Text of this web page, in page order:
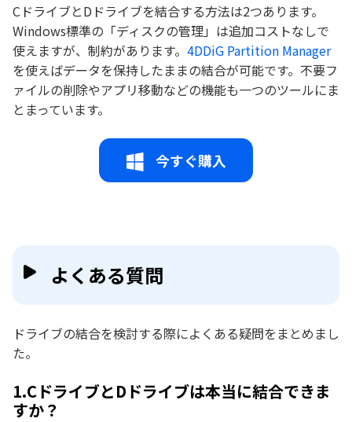
CドライブとDドライブを結合する方法は2つあります。
Windows標準の「ディスクの管理」は追加コストなしで
使えますが、制約があります。 4DDiG Partition Manager
を使えばデータを保持したままの結合が可能です。不要フ
ァイルの削除やアプリ移動などの機能も一つのツールにま
とまっています。
今すぐ購入
よくある質問
ドライブの結合を検討する際によくある疑問をまとめまし
た。
1.CドライブとDドライブは本当に結合できま
すか？